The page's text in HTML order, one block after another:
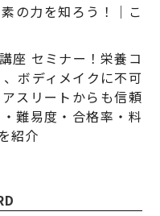
の力を知ろう！｜こ
座 セミナー！栄養コ
ボディメイクに不可
スリートからも信頼
難易度・合格率・料
紹介